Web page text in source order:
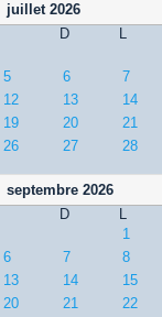
juillet 2026
D
L
5
6 7
12
13 14
19
20 21
26
27 28
septembre 2026
D
L
1
6
7 8
13
14 15
20
21 22